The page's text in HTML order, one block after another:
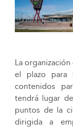
La
el plazo para
contenidos
tendrá lugar
puntos de la
dirigida a